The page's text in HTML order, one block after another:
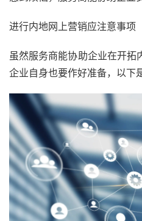
进行内地网上营销应注意事项
虽然服务商能协助企业在开拓
企业自身也要作好准备，以下